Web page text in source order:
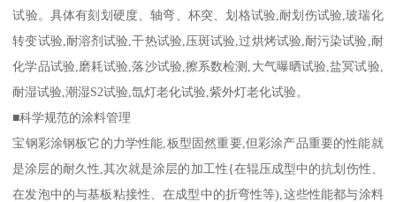
试验。具体有刻划硬度、轴弯、杯突、划格试验,耐划伤试验,玻瑞化
转变试验,耐溶剂试验,干热试验,压斑试验,过烘烤试验,耐污染试验,耐
化学品试验,磨耗试验,落沙试验,擦系数检测,大气曝晒试验,盐冥试验,
耐湿试验,潮湿S2试验,氙灯老化试验,紫外灯老化试验。
■科学规范的涂料管理
宝钢彩涂钢板它的力学性能,板型固然重要,但彩涂产品重要的性能就
是涂层的耐久性,其次就是涂层的加工性{在辊压成型中的抗划伤性、
在发泡中的与基板粘接性、在成型中的折弯性等),这些性能都与涂料